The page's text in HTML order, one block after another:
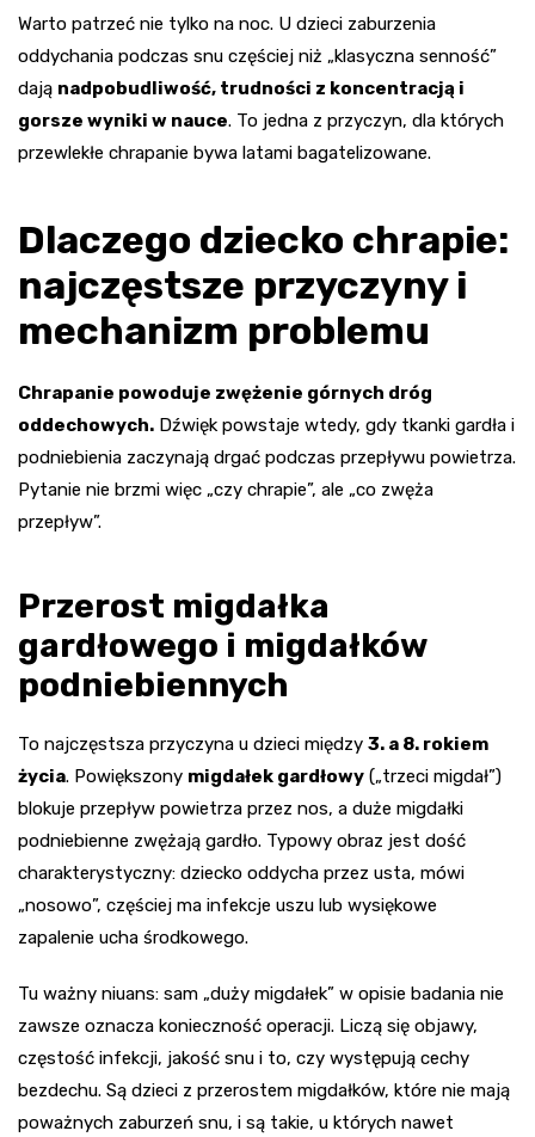
Warto patrzeć nie tylko na noc. U dzieci zaburzenia
oddychania podczas snu częściej niż „klasyczna senność”
dają nadpobudliwość, trudności z koncentracją i
gorsze wyniki w nauce. To jedna z przyczyn, dla których
przewlekłe chrapanie bywa latami bagatelizowane.
Dlaczego dziecko chrapie:
najczęstsze przyczyny i
mechanizm problemu
Chrapanie powoduje zwężenie górnych dróg
oddechowych. Dźwięk powstaje wtedy, gdy tkanki gardła i
podniebienia zaczynają drgać podczas przepływu powietrza.
Pytanie nie brzmi więc „czy chrapie”, ale „co zwęża
przepływ”.
Przerost migdałka
gardłowego i migdałków
podniebiennych
To najczęstsza przyczyna u dzieci między 3. a 8. rokiem
życia. Powiększony migdałek gardłowy („trzeci migdał”)
blokuje przepływ powietrza przez nos, a duże migdałki
podniebienne zwężają gardło. Typowy obraz jest dość
charakterystyczny: dziecko oddycha przez usta, mówi
„nosowo”, częściej ma infekcje uszu lub wysiękowe
zapalenie ucha środkowego.
Tu ważny niuans: sam „duży migdałek” w opisie badania nie
zawsze oznacza konieczność operacji. Liczą się objawy,
częstość infekcji, jakość snu i to, czy występują cechy
bezdechu. Są dzieci z przerostem migdałków, które nie mają
poważnych zaburzeń snu, i są takie, u których nawet